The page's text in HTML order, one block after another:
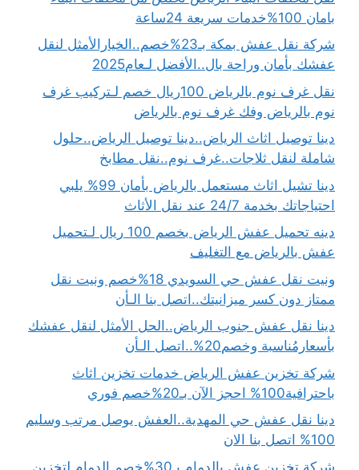
بامان 100%خدمات سريعة 24ساعة
شركة نقل عفش بمكة بـ23%خصم..الخيارالأمثل لنقل
عفشك بأمان وراحة بال..الأفضل لـعام2025
نقل غرف نوم بالرياض 100ريال خصم لـتركيب غرف
نوم بالرياض وفك غرف نوم بالرياض
دينا توصيل اثاث الرياض..دينا توصيل الرياض..حلول
شاملة لنقل ثلاجات..غرف نوم..نقل مطابخ
دينا تشيل اثاث مستعمل بالرياض بأمان 99% يلبي
احتياجاتك بخدمة 24/7 عند نقل الأثاث
دينه تحميل عفش الرياض بخصم 100 ريال لـتحميل
عفش بالرياض مع التغليف
ونيت نقل عفش حي السويدي 18%خصم ونيت نقل
ممتاز دون كسر ميزانيتك..اتصل بنا الـأن
دينا نقل عفش جنوب الرياض..الحل الأمثل لنقل عفشك
بأسعارمُناسبة وخصم20%..اتصل الـأن
شركة تخزين عفش الرياض خدمات تخزين اثاث
باحترافية100% احجز الآن بـ20%خصم فوري
دينا نقل عفش حي المهدية..العفش يوصل مرتب وسليم
100% اتصل بنا الان
شركة تخزين عفش بالدمام بـ30%خصم الدمام لتخزين